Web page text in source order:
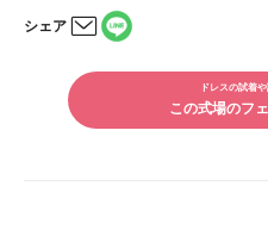
フェは、サプライズ感があっ
最寄駅からバスに乗る必要が
シェア
ルで
シェ
アす
る
で
ドレスの試着
この式場のフ